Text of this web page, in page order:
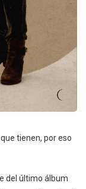
tienen, por eso
del último álbum